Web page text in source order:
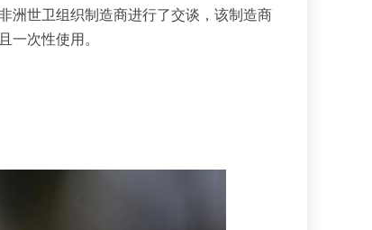
洲世卫组织制造商进行了交谈，该制造商
一次性使用。